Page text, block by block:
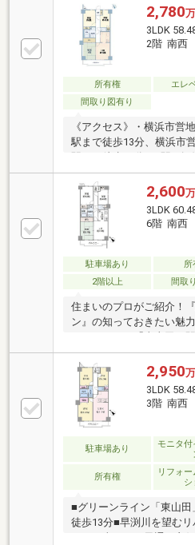
ランのシミュレーショ
（未公開含む）のご提案
お客さまに寄り添ったサ
れぞれのご家族にあう価
ずはお気軽に現地をご覧
項、ご見学希望のお客様
い。お問合せ先：042-
2,780
3LDK
2階 南西
所有権 エレ
間取り図有り
《アクセス》・横浜市営
駅まで徒歩13分、横浜市
け先や目的に応じて駅を
環境》・物件周辺は街灯
環境です。《室内の特徴
め、陽当たり良好です。
無駄のない間取りになっ
開放感があります。
2,600
3LDK
6階 南西
駐車場あり 所
2階以上
間取
住まいのプロがご紹介！
ン』の知っておきたい魅
まで徒歩12分●地上7階建
位置します。●LDに隣接
を開放し、続き間として
はLDと廊下の両方からア
和室に収納スペースあり
しています。・Fit Care
歩2分)・まいばすけっと
分)●リフォームプラン有
さい。
2,950
3LDK
3階 南西
駐車場あり
モニタ付
所有権
リフォ
シ
■グリーンライン「東山
徒歩13分■早渕川を望むリ